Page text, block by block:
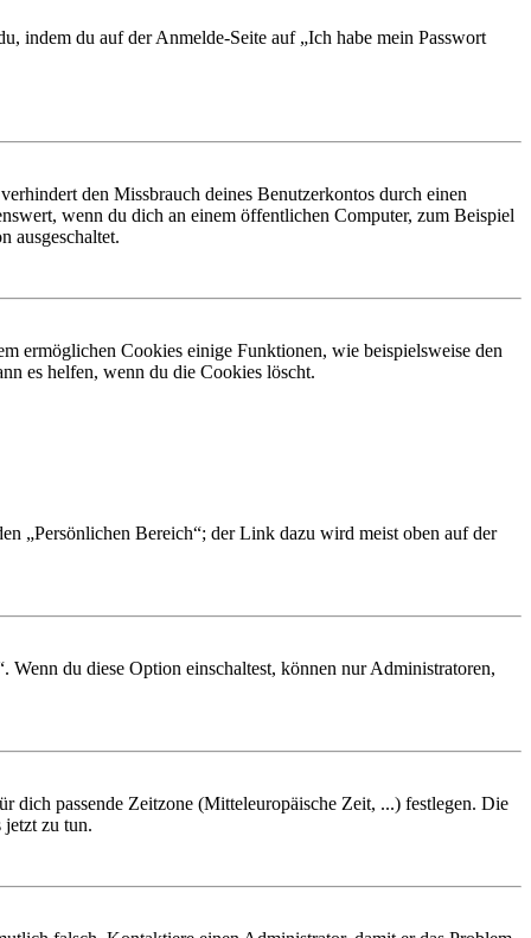
indem du auf der Anmelde-Seite auf „Ich habe mein Passwort
den Missbrauch deines Benutzerkontos durch einen
wenn du dich an einem öffentlichen Computer, zum Beispiel
ausgeschaltet.
ermöglichen Cookies einige Funktionen, wie beispielsweise den
es helfen, wenn du die Cookies löscht.
„Persönlichen Bereich“; der Link dazu wird meist oben auf der
du diese Option einschaltest, können nur Administratoren,
dich passende Zeitzone (Mitteleuropäische Zeit, ...) festlegen. Die
jetzt zu tun.